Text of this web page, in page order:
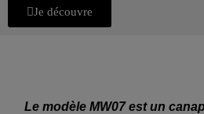
Je découvre
Le modèle MW07 est un